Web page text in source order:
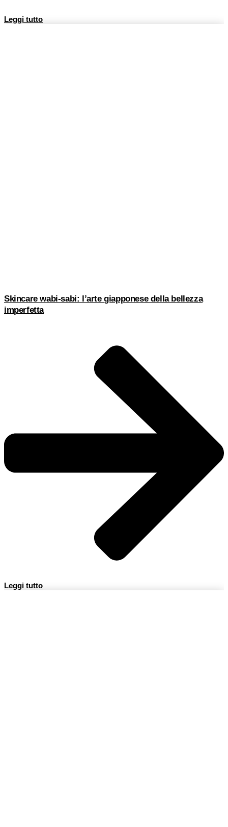
Leggi tutto
Skincare wabi-sabi: l’arte giapponese della bellezza
imperfetta
Leggi tutto